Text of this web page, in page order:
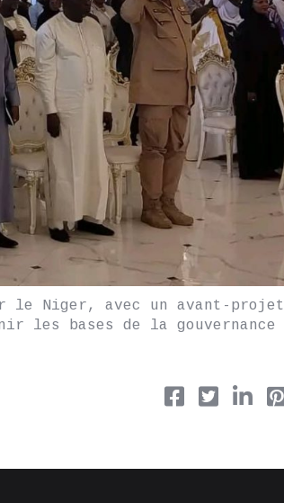
le Niger, avec un avant-projet
les bases de la gouvernance